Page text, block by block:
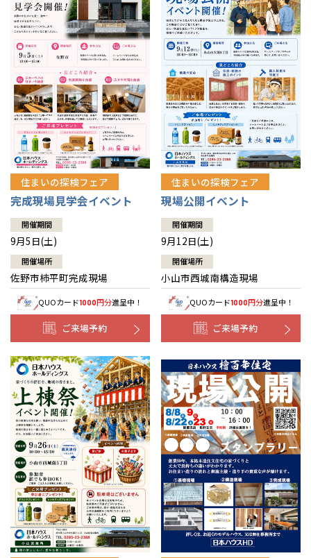
住まいの探検フェア
完成現場見学会イベント
開催期間
9月5日(土)
開催場所
佐野市柿平町完成現場
QUOカード1000円分進呈中！
ご来場予約
住まいの探検フェア
現場公開イベント
開催期間
9月12日(土)
開催場所
小山市西城南構造現場
QUOカード1000円分進呈中！
ご来場予約